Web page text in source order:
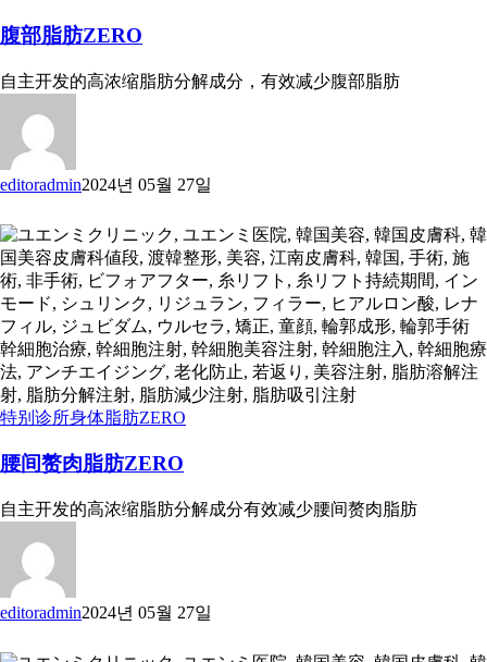
腹部脂肪ZERO
自主开发的高浓缩脂肪分解成分，有效减少腹部脂肪
editoradmin2024년 05월 27일
特别诊所身体脂肪ZERO
腰间赘肉脂肪ZERO
自主开发的高浓缩脂肪分解成分有效减少腰间赘肉脂肪
editoradmin2024년 05월 27일